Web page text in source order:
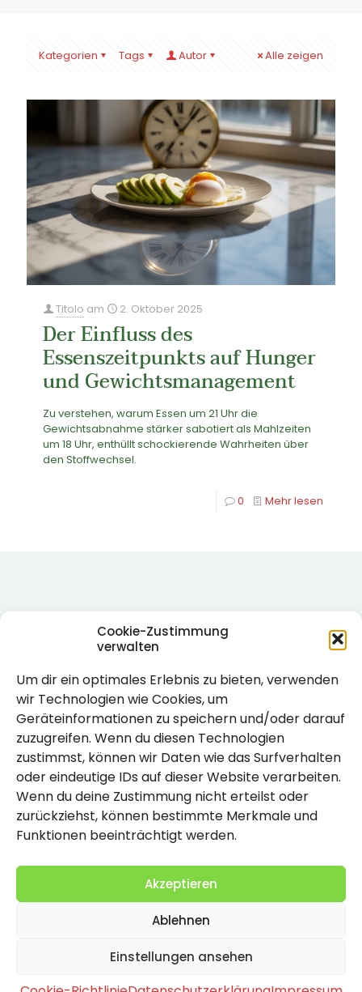
Cookie-Zustimmung
verwalten
Um dir ein optimales Erlebnis zu bieten, verwenden
wir Technologien wie Cookies, um
Geräteinformationen zu speichern und/oder darauf
zuzugreifen. Wenn du diesen Technologien
zustimmst, können wir Daten wie das Surfverhalten
oder eindeutige IDs auf dieser Website verarbeiten.
Wenn du deine Zustimmung nicht erteilst oder
zurückziehst, können bestimmte Merkmale und
Funktionen beeinträchtigt werden.
Akzeptieren
Ablehnen
Einstellungen ansehen
Kategorien Tags Autor Alle zeigen
Titolo am 2. Oktober 2025
Der Einfluss des
Essenszeitpunkts auf Hunger
und Gewichtsmanagement
Zu verstehen, warum Essen um 21 Uhr die
Gewichtsabnahme stärker sabotiert als Mahlzeiten
um 18 Uhr, enthüllt schockierende Wahrheiten über
den Stoffwechsel.
0 Mehr lesen
Rechtlich
Impressum
Datenschutzerklärung
Cookie-Richtlinie (EU)